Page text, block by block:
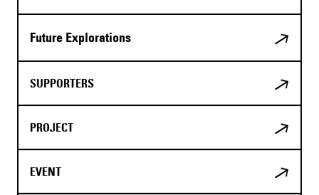
Future Explorations
SUPPORTERS
PROJECT
EVENT